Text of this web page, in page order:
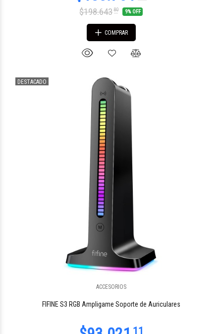
$198.64380 9% OFF
COMPRAR
DESTACADO
ACCESORIOS
FIFINE S3 RGB Ampligame Soporte de Auriculares